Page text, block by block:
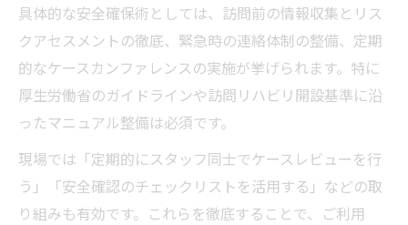
具体的な安全確保術としては、訪問前の情報収集とリス
クアセスメントの徹底、緊急時の連絡体制の整備、定期
的なケースカンファレンスの実施が挙げられます。特に
厚生労働省のガイドラインや訪問リハビリ開設基準に沿
ったマニュアル整備は必須です。
現場では「定期的にスタッフ同士でケースレビューを行
う」「安全確認のチェックリストを活用する」などの取
り組みも有効です。これらを徹底することで、ご利用